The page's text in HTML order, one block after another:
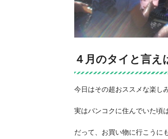
４月のタイと言え
今日はその超おススメな楽し
実はバンコクに住んでいた頃
だって、お買い物に行こうに